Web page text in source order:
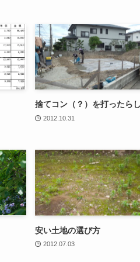
捨てコン（？）を打ったら
2012.10.31
安い土地の選び方
2012.07.03